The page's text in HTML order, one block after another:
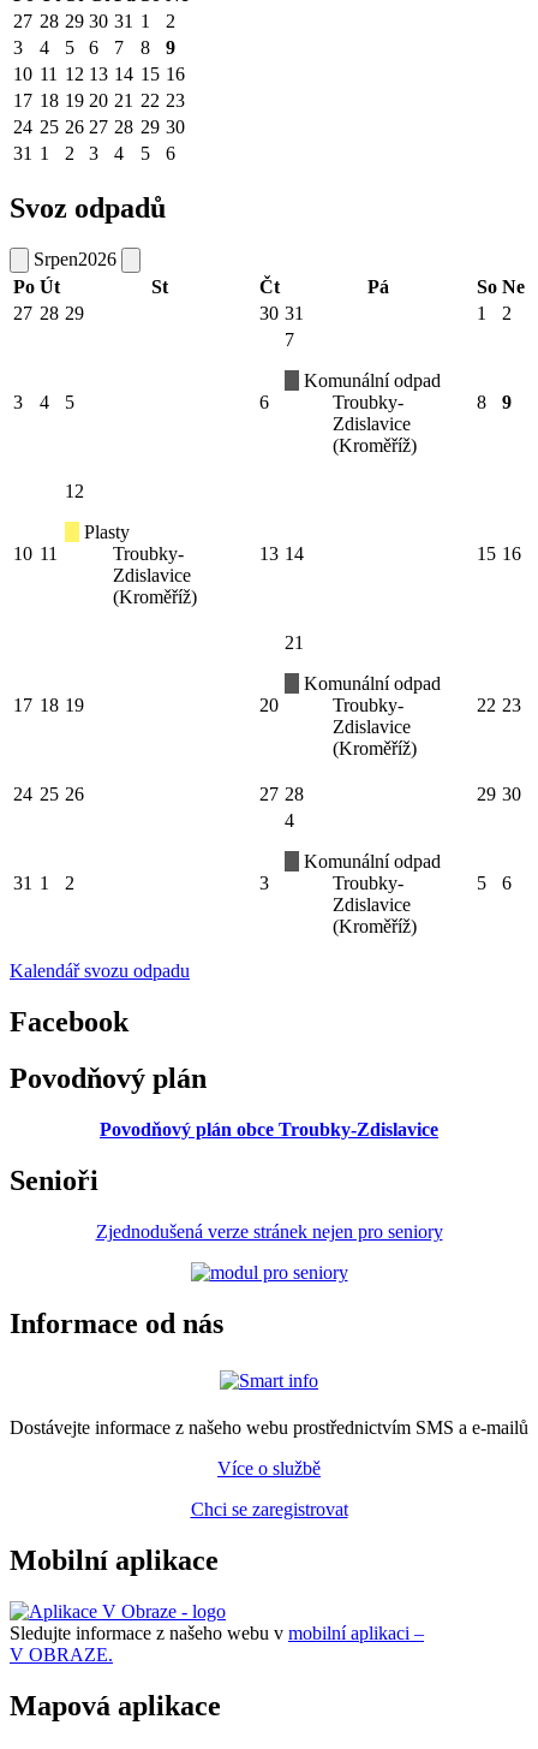
27 28 29 30 31 1
2
3
4 5 6 7 8
9
10 11 12 13 14 15 16
17 18 19 20 21 22 23
24 25 26 27 28 29 30
31 1 2 3 4 5 6
Svoz odpadů
Srpen2026
Po Út St Čt Pá So Ne
27 28 29 30 31 1 2
3 4 5 6
7
Komunální odpad
Troubky-
Zdislavice
(Kroměříž)
8 9
10 11
12
Plasty
Troubky-
Zdislavice
(Kroměříž)
13 14 15 16
17 18 19 20
21
Komunální odpad
Troubky-
Zdislavice
(Kroměříž)
22 23
24 25 26 27 28 29 30
31 1 2 3
4
Komunální odpad
Troubky-
Zdislavice
(Kroměříž)
5 6
Kalendář svozu odpadu
Facebook
Povodňový plán
Povodňový plán obce Troubky-Zdislavice
Senioři
Zjednodušená verze stránek nejen pro seniory
Informace od nás
Dostávejte informace z našeho webu prostřednictvím SMS a e-mailů
Více o službě
Chci se zaregistrovat
Mobilní aplikace
Sledujte informace z našeho webu v mobilní aplikaci –
V OBRAZE.
Mapová aplikace